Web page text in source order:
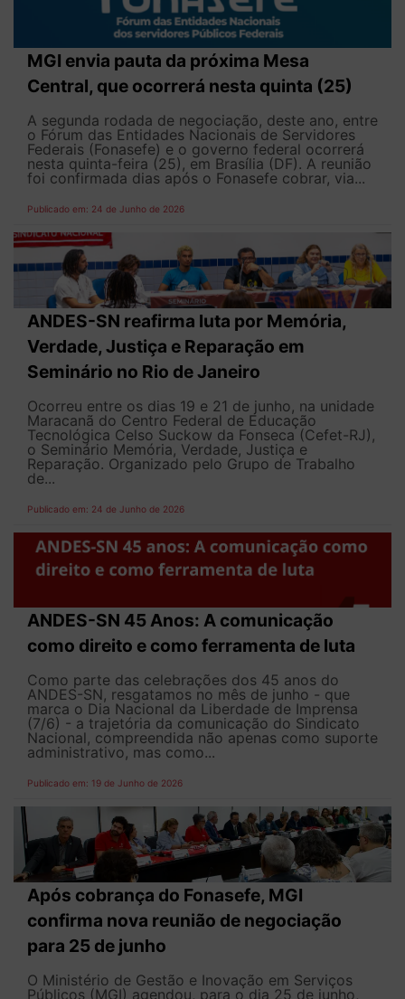
MGI envia pauta da próxima Mesa
Central, que ocorrerá nesta quinta (25)
A segunda rodada de negociação, deste ano, entre
o Fórum das Entidades Nacionais de Servidores
Federais (Fonasefe) e o governo federal ocorrerá
nesta quinta-feira (25), em Brasília (DF). A reunião
foi confirmada dias após o Fonasefe cobrar, via...
Publicado em: 24 de Junho de 2026
ANDES-SN reafirma luta por Memória,
Verdade, Justiça e Reparação em
Seminário no Rio de Janeiro
Ocorreu entre os dias 19 e 21 de junho, na unidade
Maracanã do Centro Federal de Educação
Tecnológica Celso Suckow da Fonseca (Cefet-RJ),
o Seminário Memória, Verdade, Justiça e
Reparação. Organizado pelo Grupo de Trabalho
de...
Publicado em: 24 de Junho de 2026
ANDES-SN 45 Anos: A comunicação
como direito e como ferramenta de luta
Como parte das celebrações dos 45 anos do
ANDES-SN, resgatamos no mês de junho - que
marca o Dia Nacional da Liberdade de Imprensa
(7/6) - a trajetória da comunicação do Sindicato
Nacional, compreendida não apenas como suporte
administrativo, mas como...
Publicado em: 19 de Junho de 2026
Após cobrança do Fonasefe, MGI
confirma nova reunião de negociação
para 25 de junho
O Ministério de Gestão e Inovação em Serviços
Públicos (MGI) agendou, para o dia 25 de junho,